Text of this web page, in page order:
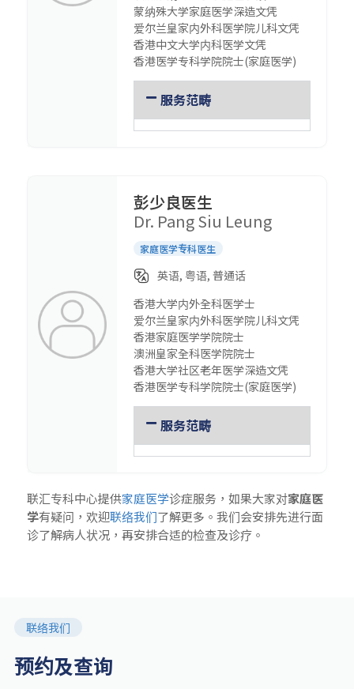
蒙纳殊大学家庭医学深造文凭
爱尔兰皇家内外科医学院儿科文凭
香港中文大学内科医学文凭
香港医学专科学院院士(家庭医学)
服务范畴
彭少良医生
Dr. Pang Siu Leung
家庭医学专科医生
英语, 粤语, 普通话
香港大学内外全科医学士
爱尔兰皇家内外科医学院儿科文凭
香港家庭医学学院院士
澳洲皇家全科医学院院士
香港大学社区老年医学深造文凭
香港医学专科学院院士(家庭医学)
服务范畴
联汇专科中心提供家庭医学诊症服务，如果大家对家庭医
学有疑问，欢迎联络我们了解更多。我们会安排先进行面
诊了解病人状况，再安排合适的检查及诊疗。
联络我们
预约及查询